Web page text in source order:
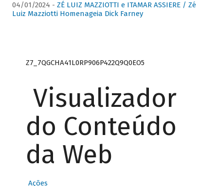
04/01/2024 - ZÉ LUIZ MAZZIOTTI e ITAMAR ASSIERE / Zé
Luiz Mazziotti Homenageia Dick Farney
Z7_7QGCHA41L0RP906P422Q9Q0EO5
Visualizador
do Conteúdo
da Web
Ações